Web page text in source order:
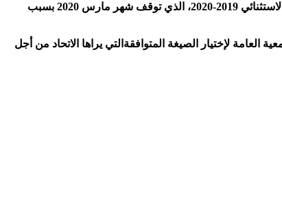
تأكد رسميا بعد اجتماع المكتب الفيدرالي المنعقد صبيحة اليوم الأربعاء، تتويج فريق شباب بلوزداد بطلا لبطزلة المحترف الأول الجزائري ، للموسم الاستثنائي 2019-2020، الذي توقف شهر مارس 2020 بسبب
العامة لإختيار الصيغة المتوافقةالتي يراها الاتحاد من أجل